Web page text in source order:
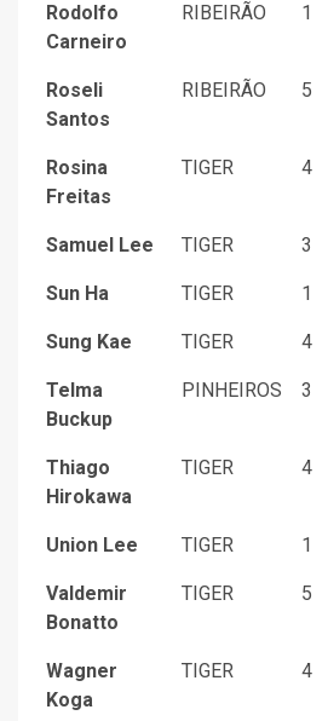
Rodolfo
Carneiro
RIBEIRÃO 1
Roseli
Santos
RIBEIRÃO 5
Rosina
Freitas
TIGER 4
Samuel Lee TIGER 3
Sun Ha TIGER 1
Sung Kae TIGER 4
Telma
Buckup
PINHEIROS 3
Thiago
Hirokawa
TIGER 4
Union Lee TIGER 1
Valdemir
Bonatto
TIGER 5
Wagner
Koga
TIGER 4